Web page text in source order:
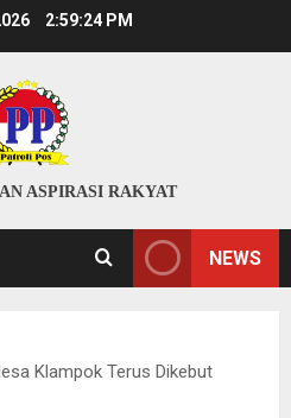
2:59:25 PM
ASPIRASI RAKYAT
NEWS
Klampok Terus Dikebut